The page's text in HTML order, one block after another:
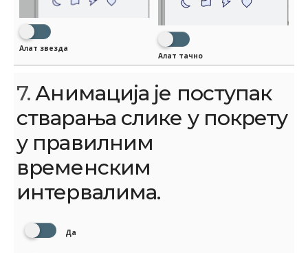
Алат звезда
Алат тачно
7.Анимација је поступак
стварања слике у покрету
у правилним
временским
интервалима.
Да